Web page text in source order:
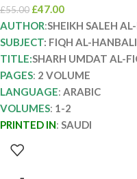
£55.00 £47.00
AUTHOR:SHEIKH SALEH
SUBJECT: FIQH AL-HANBALI
TITLE:SHARH UMDAT AL-
PAGES: 2 VOLUME
LANGUAGE: ARABIC
VOLUMES: 1-2
PRINTED IN: SAUDI